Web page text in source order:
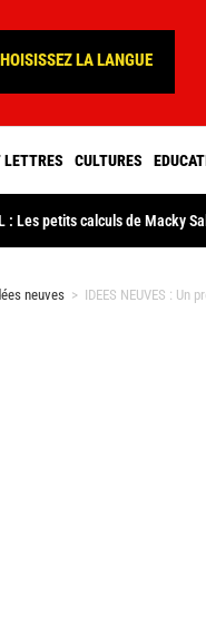
LA LANGUE
CULTURES
: Les petits calculs de Macky Sall
neuves > IDEES NEUVES :